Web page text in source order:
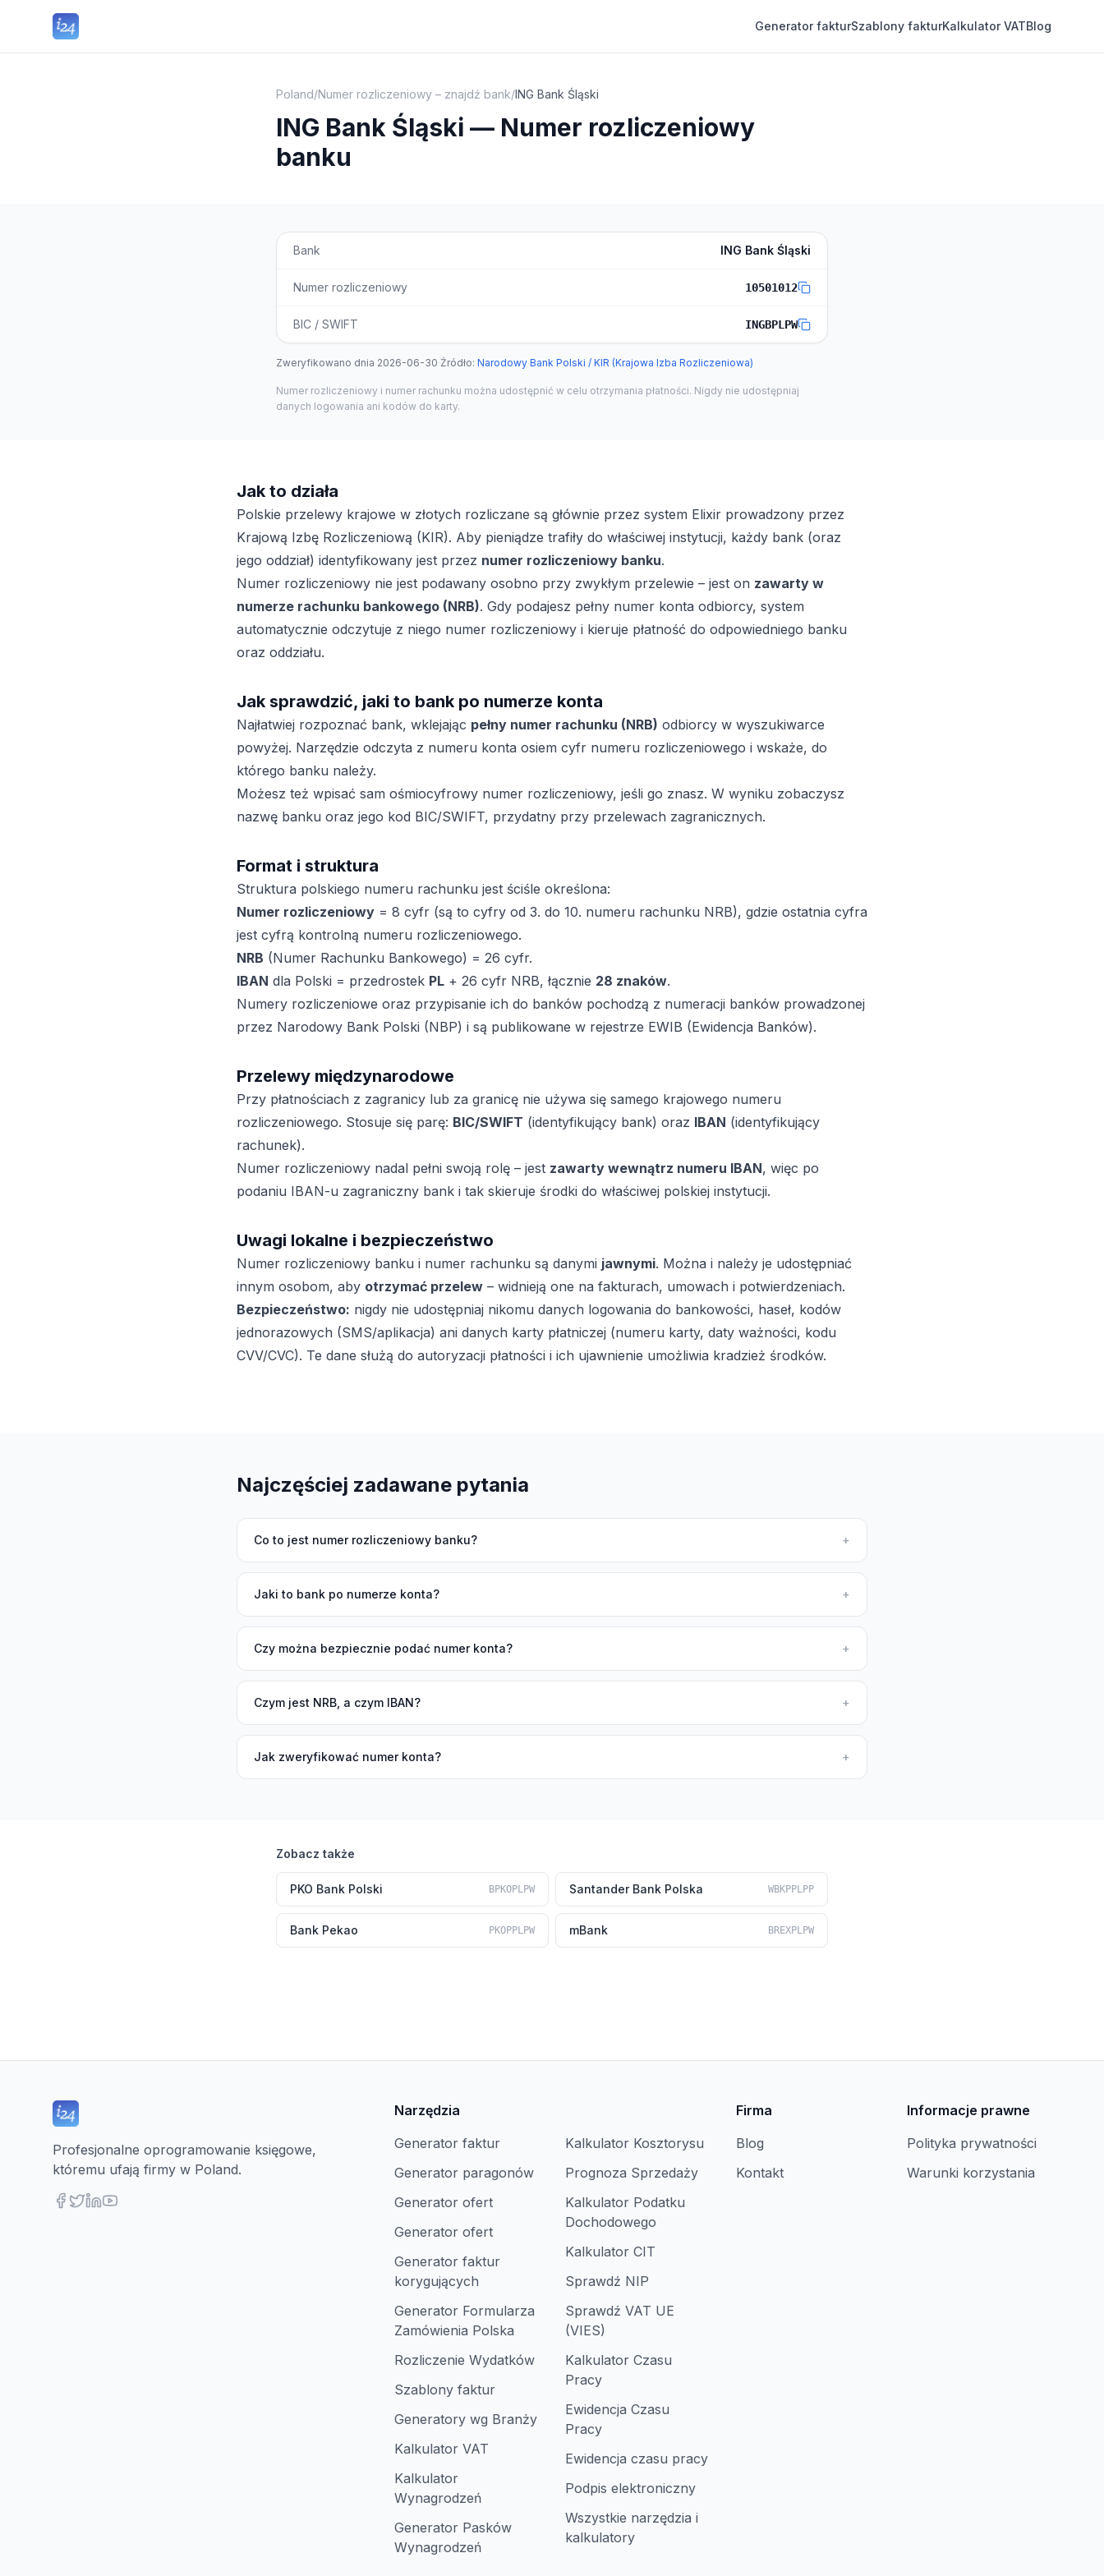
Generator fakturSzablony fakturKalkulator VATBlog
Poland/Numer rozliczeniowy – znajdź bank/ING Bank Śląski
ING Bank Śląski — Numer rozliczeniowy
banku
Bank ING Bank Śląski
Numer rozliczeniowy 10501012
BIC / SWIFT INGBPLPW
Zweryfikowano dnia 2026-06-30·Źródło: Narodowy Bank Polski / KIR (Krajowa Izba Rozliczeniowa)
Numer rozliczeniowy i numer rachunku można udostępnić w celu otrzymania płatności. Nigdy nie udostępniaj
danych logowania ani kodów do karty.
Jak to działa
Polskie przelewy krajowe w złotych rozliczane są głównie przez system Elixir prowadzony przez
Krajową Izbę Rozliczeniową (KIR). Aby pieniądze trafiły do właściwej instytucji, każdy bank (oraz
jego oddział) identyfikowany jest przez numer rozliczeniowy banku.
Numer rozliczeniowy nie jest podawany osobno przy zwykłym przelewie – jest on zawarty w
numerze rachunku bankowego (NRB). Gdy podajesz pełny numer konta odbiorcy, system
automatycznie odczytuje z niego numer rozliczeniowy i kieruje płatność do odpowiedniego banku
oraz oddziału.
Jak sprawdzić, jaki to bank po numerze konta
Najłatwiej rozpoznać bank, wklejając pełny numer rachunku (NRB) odbiorcy w wyszukiwarce
powyżej. Narzędzie odczyta z numeru konta osiem cyfr numeru rozliczeniowego i wskaże, do
którego banku należy.
Możesz też wpisać sam ośmiocyfrowy numer rozliczeniowy, jeśli go znasz. W wyniku zobaczysz
nazwę banku oraz jego kod BIC/SWIFT, przydatny przy przelewach zagranicznych.
Format i struktura
Struktura polskiego numeru rachunku jest ściśle określona:
Numer rozliczeniowy = 8 cyfr (są to cyfry od 3. do 10. numeru rachunku NRB), gdzie ostatnia cyfra
jest cyfrą kontrolną numeru rozliczeniowego.
NRB (Numer Rachunku Bankowego) = 26 cyfr.
IBAN dla Polski = przedrostek PL + 26 cyfr NRB, łącznie 28 znaków.
Numery rozliczeniowe oraz przypisanie ich do banków pochodzą z numeracji banków prowadzonej
przez Narodowy Bank Polski (NBP) i są publikowane w rejestrze EWIB (Ewidencja Banków).
Przelewy międzynarodowe
Przy płatnościach z zagranicy lub za granicę nie używa się samego krajowego numeru
rozliczeniowego. Stosuje się parę: BIC/SWIFT (identyfikujący bank) oraz IBAN (identyfikujący
rachunek).
Numer rozliczeniowy nadal pełni swoją rolę – jest zawarty wewnątrz numeru IBAN, więc po
podaniu IBAN-u zagraniczny bank i tak skieruje środki do właściwej polskiej instytucji.
Uwagi lokalne i bezpieczeństwo
Numer rozliczeniowy banku i numer rachunku są danymi jawnymi. Można i należy je udostępniać
innym osobom, aby otrzymać przelew – widnieją one na fakturach, umowach i potwierdzeniach.
Bezpieczeństwo: nigdy nie udostępniaj nikomu danych logowania do bankowości, haseł, kodów
jednorazowych (SMS/aplikacja) ani danych karty płatniczej (numeru karty, daty ważności, kodu
CVV/CVC). Te dane służą do autoryzacji płatności i ich ujawnienie umożliwia kradzież środków.
Najczęściej zadawane pytania
Co to jest numer rozliczeniowy banku? +
Jaki to bank po numerze konta? +
Czy można bezpiecznie podać numer konta? +
Czym jest NRB, a czym IBAN? +
Jak zweryfikować numer konta? +
Zobacz także
PKO Bank Polski BPKOPLPW Santander Bank Polska WBKPPLPP
Bank Pekao PKOPPLPW mBank BREXPLPW
Profesjonalne oprogramowanie księgowe,
któremu ufają firmy w Poland.
Narzędzia
Generator faktur
Generator paragonów
Generator ofert
Generator ofert
Generator faktur
korygujących
Generator Formularza
Zamówienia Polska
Rozliczenie Wydatków
Szablony faktur
Generatory wg Branży
Kalkulator VAT
Kalkulator
Wynagrodzeń
Generator Pasków
Wynagrodzeń
Kalkulator Kosztorysu
Prognoza Sprzedaży
Kalkulator Podatku
Dochodowego
Kalkulator CIT
Sprawdź NIP
Sprawdź VAT UE
(VIES)
Kalkulator Czasu
Pracy
Ewidencja Czasu
Pracy
Ewidencja czasu pracy
Podpis elektroniczny
Wszystkie narzędzia i
kalkulatory
Firma
Blog
Kontakt
Informacje prawne
Polityka prywatności
Warunki korzystania